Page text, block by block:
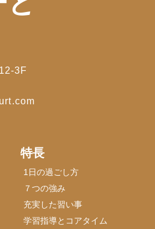
3F
特長
1日の過ごし方
７つの強み
充実した習い事
学習指導とコアタイム